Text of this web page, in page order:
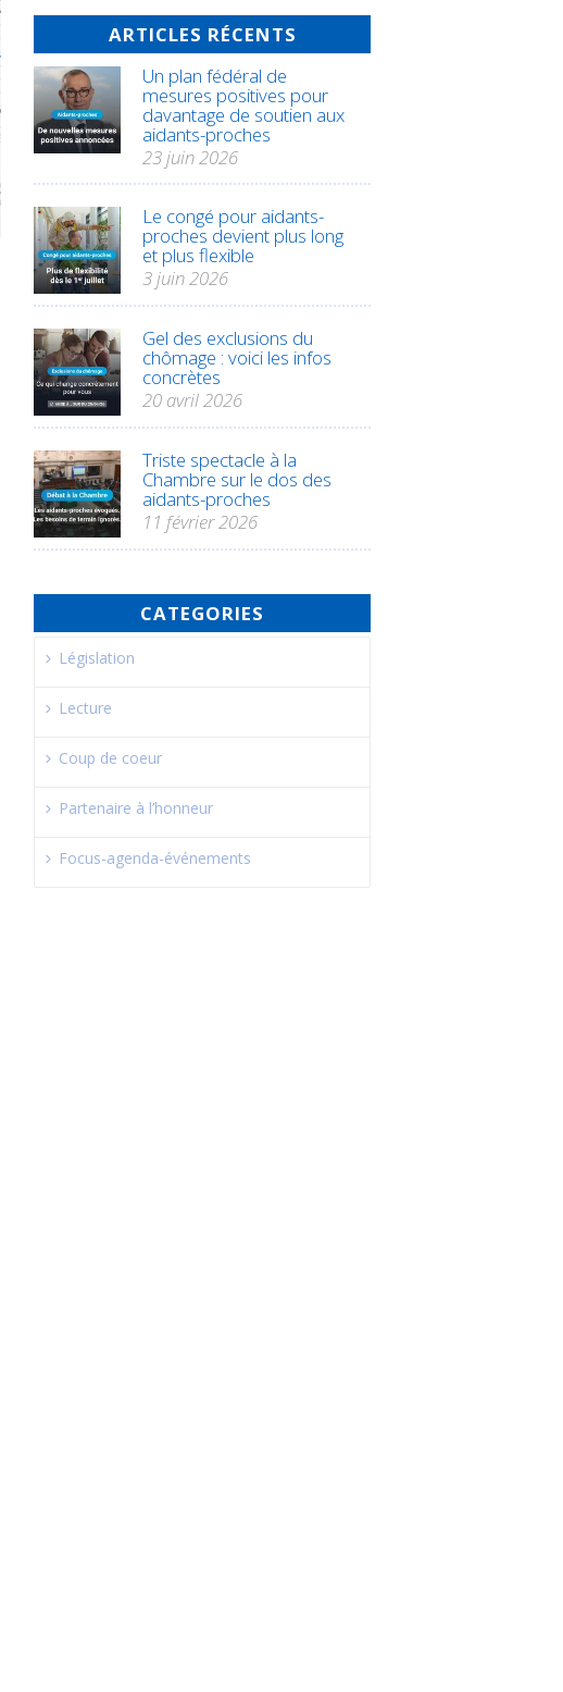
ARTICLES RÉCENTS
Un plan fédéral de
mesures positives pour
davantage de soutien aux
aidants-proches
23 juin 2026
Le congé pour aidants-
proches devient plus long
et plus flexible
3 juin 2026
Gel des exclusions du
chômage : voici les infos
concrètes
20 avril 2026
Triste spectacle à la
Chambre sur le dos des
aidants-proches
11 février 2026
CATEGORIES
Législation
Lecture
Coup de coeur
Partenaire à l’honneur
Focus-agenda-événements